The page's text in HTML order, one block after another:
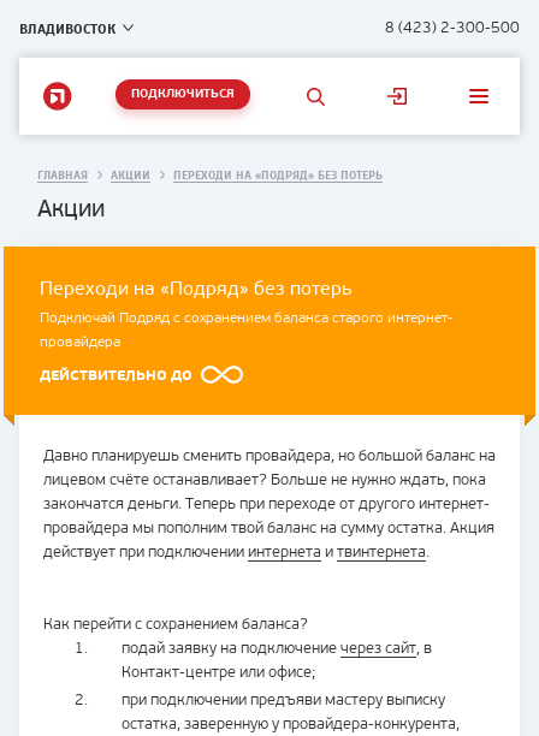
ВЛАДИВОСТОК 8 (423) 2-300-500
ПОДКЛЮЧИТЬСЯ
ГЛАВНАЯ АКЦИИ ПЕРЕХОДИ НА «ПОДРЯД» БЕЗ ПОТЕРЬ
Акции
Переходи на «Подряд» без потерь
Подключай Подряд с сохранением баланса старого интернет-
провайдера
ДЕЙСТВИТЕЛЬНО ДО
Давно планируешь сменить провайдера, но большой баланс на
лицевом счёте останавливает? Больше не нужно ждать, пока
закончатся деньги. Теперь при переходе от другого интернет-
провайдера мы пополним твой баланс на сумму остатка. Акция
действует при подключении интернета и твинтернета.
Как перейти с сохранением баланса?
подай заявку на подключение через сайт, в
Контакт-центре или офисе;
при подключении предъяви мастеру выписку
остатка, заверенную у провайдера-конкурента,